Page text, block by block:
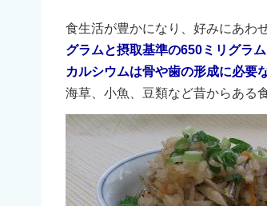
食生活が豊かになり、好みにあわ
グラムと摂取基準の650ミリグラ
カルシウムは骨や歯の形成に必要
海草、小魚、豆類など昔からある